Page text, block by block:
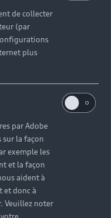
de collecter
(par
plus
par Adobe
la façon
exemple les
et la façon
aident à
et donc à
Veuillez noter
Audi avec nos
innovantes
Contactez-nous